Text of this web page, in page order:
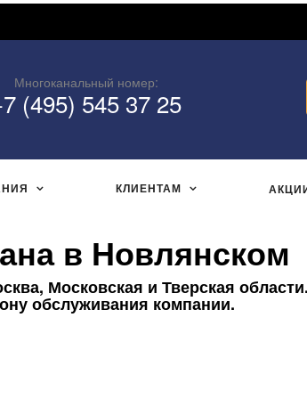
Многоканальный номер:
(495) 545 37 25
КЛИЕНТАМ
в Новлянском
Московская и Тверская
обслуживания компании.